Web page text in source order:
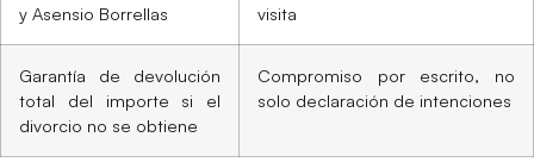
y Asensio Borrellas
visita
Garantía de devolución
total del importe si el
divorcio no se obtiene
Compromiso por escrito, no
solo declaración de intenciones